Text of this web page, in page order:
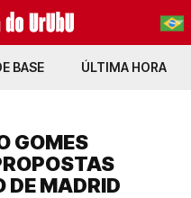
PT-BR
BASE ÚLTIMA HORA
GOMES
DE MADRID